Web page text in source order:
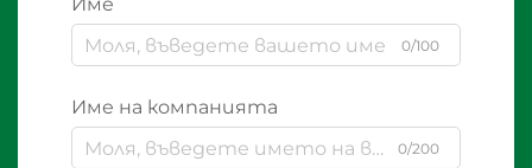
0/100
Име на компанията
0/200